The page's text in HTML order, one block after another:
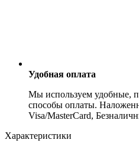
Удобная оплата
Мы используем удобные,
способы оплаты.
Visa/MasterCard,
Характеристики